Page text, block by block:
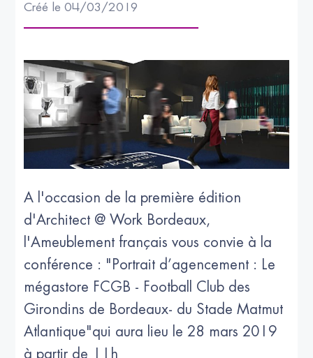
Créé le 04/03/2019
A l'occasion de la première édition
d'Architect @ Work Bordeaux,
l'Ameublement français vous convie à la
conférence : "Portrait d’agencement : Le
mégastore FCGB - Football Club des
Girondins de Bordeaux- du Stade Matmut
Atlantique"qui aura lieu le 28 mars 2019
à partir de 11h